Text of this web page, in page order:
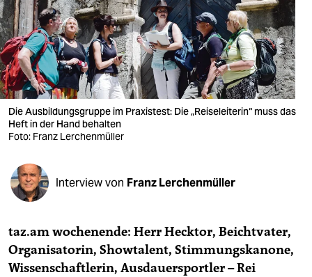
nord
wahrheit
verlag
verlag
veranstaltungen
fragen & hilfe
abo
genossenschaft
Die Ausbildungsgruppe im Praxistest: Die „Reiseleiterin“ muss das
Heft in der Hand behalten
Foto: Franz Lerchenmüller
Interview von Franz Lerchenmüller
taz.am wochenende: Herr Hecktor, ­Beichtvater,
Organisatorin, Showtalent, Stim­mungskanone,
Wissenschaft­lerin, Ausdauersportler – Rei